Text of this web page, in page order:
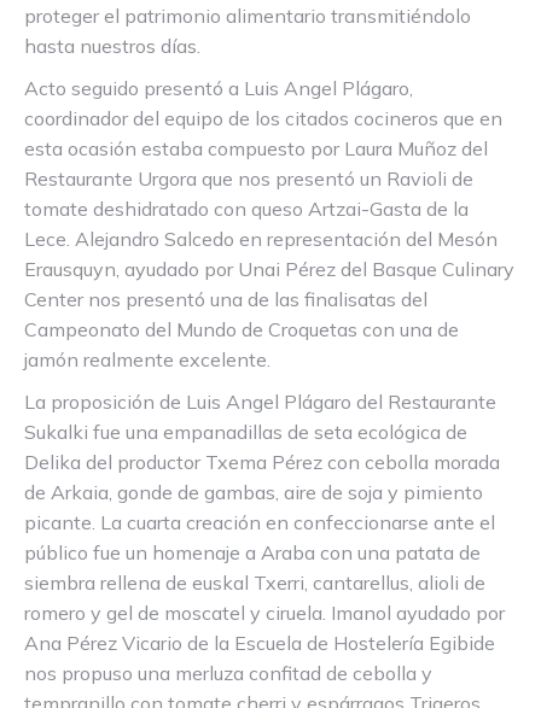
proteger el patrimonio alimentario transmitiéndolo
hasta nuestros días.
Acto seguido presentó a Luis Angel Plágaro,
coordinador del equipo de los citados cocineros que en
esta ocasión estaba compuesto por Laura Muñoz del
Restaurante Urgora que nos presentó un Ravioli de
tomate deshidratado con queso Artzai-Gasta de la
Lece. Alejandro Salcedo en representación del Mesón
Erausquyn, ayudado por Unai Pérez del Basque Culinary
Center nos presentó una de las finalisatas del
Campeonato del Mundo de Croquetas con una de
jamón realmente excelente.
La proposición de Luis Angel Plágaro del Restaurante
Sukalki fue una empanadillas de seta ecológica de
Delika del productor Txema Pérez con cebolla morada
de Arkaia, gonde de gambas, aire de soja y pimiento
picante. La cuarta creación en confeccionarse ante el
público fue un homenaje a Araba con una patata de
siembra rellena de euskal Txerri, cantarellus, alioli de
romero y gel de moscatel y ciruela. Imanol ayudado por
Ana Pérez Vicario de la Escuela de Hostelería Egibide
nos propuso una merluza confitad de cebolla y
tempranillo con tomate cherri y espárragos Trigeros.